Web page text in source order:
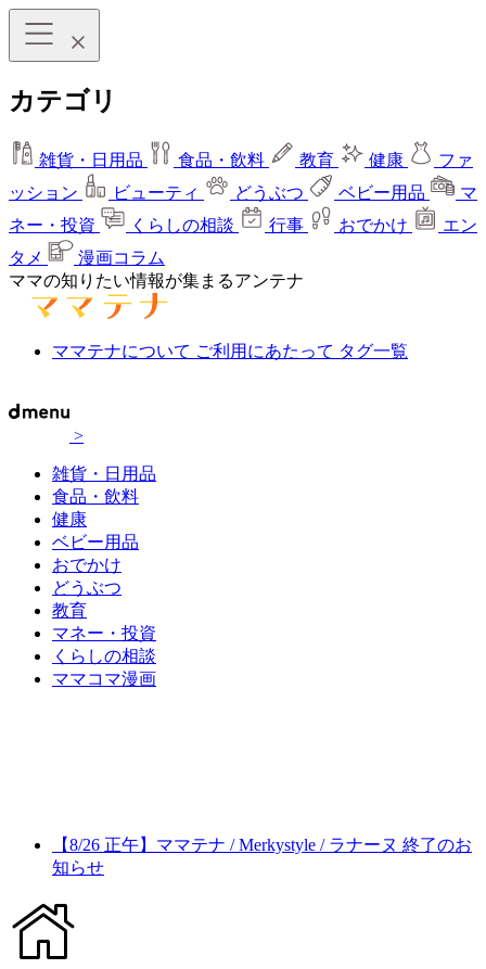
カテゴリ
雑貨・日用品 食品・飲料 教育 健康
ファ
ッション
ビューティ どうぶつ ベビー用品
マ
ネー・投資
くらしの相談 行事 おでかけ
エン
タメ
漫画コラム
ママの知りたい情報が集まるアンテナ
ママテナについて ご利用にあたって タグ一覧
>
雑貨・日用品
食品・飲料
健康
ベビー用品
おでかけ
どうぶつ
教育
マネー・投資
くらしの相談
ママコマ漫画
【8/26 正午】ママテナ / Merkystyle / ラナーヌ 終了のお
知らせ